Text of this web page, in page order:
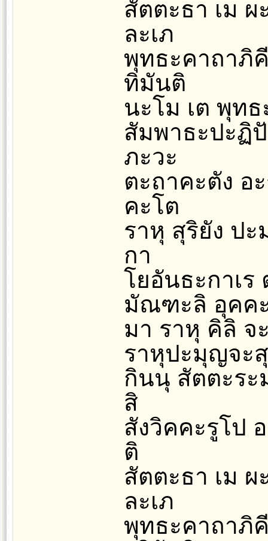
สัตตะธา เม
ละเภ
พุทธะคาถาภิ
ทิมันติ
นะโม เต พุท
สัมพาธะปะฏิ
ภะวะ
ตะถาคะตัง อ
คะโต
ราหุ สุริยัง ป
กา
โยอันธะกาเร
มัณฑะลิ อุคค
มา ราหุ คิลิ จ
ราหุปะมุญจะ
กินนุ สัตตะระ
สิ
สังวิคคะรูโป
ติ
สัตตะธา เม
ละเภ
พุทธะคาถาภิ